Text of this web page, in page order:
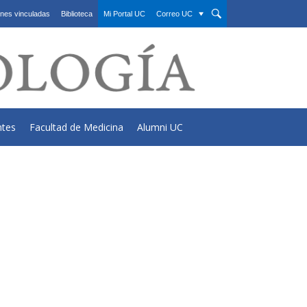
vinculadas Biblioteca Mi Portal UC Correo UC
Facultad de Medicina Alumni UC